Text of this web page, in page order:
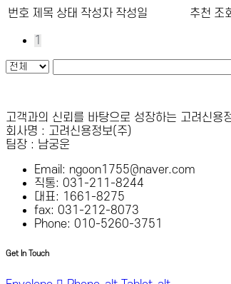
번호 제목 상태 작성자 작성일 추천 조
1
고객과의 신뢰를 바탕으로 성장하는 고려신용
회사명 : 고려신용정보(주)
팀장 : 남궁운
Email: ngoon1755@naver.com
직통: 031-211-8244
대표: 1661-8275
fax: 031-212-8073
Phone: 010-5260-3751
Get In Touch